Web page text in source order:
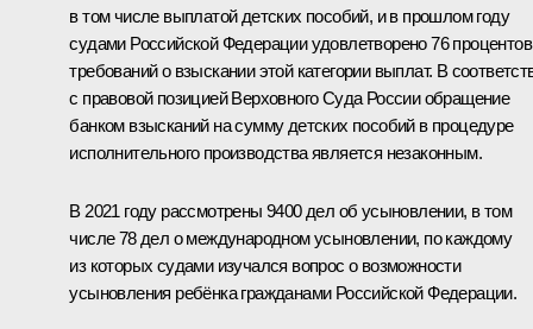
в том числе выплатой детских пособий, и в прошлом году
судами Российской Федерации удовлетворено 76 процентов
требований о взыскании этой категории выплат. В
с правовой позицией Верховного Суда России обращение
банком взысканий на сумму детских пособий в процедуре
исполнительного производства является незаконным.
В 2021 году рассмотрены 9400 дел об усыновлении, в том
числе 78 дел о международном усыновлении, по каждому
из которых судами изучался вопрос о возможности
усыновления ребёнка гражданами Российской Федерации.